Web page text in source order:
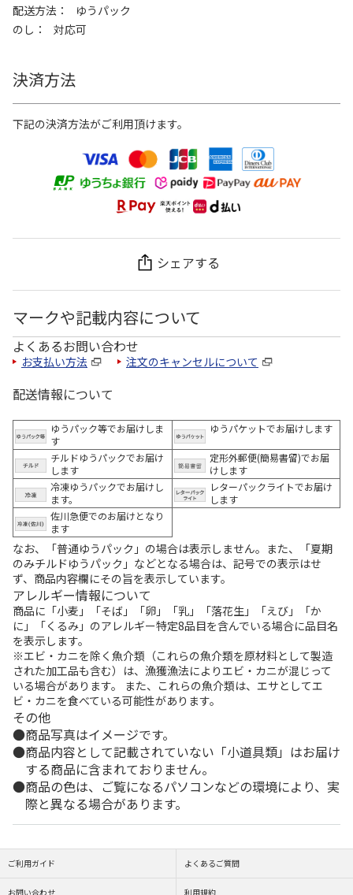
配送方法
ゆうパック
のし
対応可
決済方法
下記の決済方法がご利用頂けます。
シェアする
マークや記載内容について
よくあるお問い合わせ
お支払い方法 注文のキャンセルについて
配送情報について
ゆうパック等でお届けしま
す
ゆうパケットでお届けします
チルドゆうパックでお届け
します
定形外郵便(簡易書留)でお届
けします
冷凍ゆうパックでお届けし
ます。
レターパックライトでお届け
します
佐川急便でのお届けとなり
ます
なお、「普通ゆうパック」の場合は表示しません。また、「夏期
のみチルドゆうパック」などとなる場合は、記号での表示はせ
ず、商品内容欄にその旨を表示しています。
アレルギー情報について
商品に「小麦」「そば」「卵」「乳」「落花生」「えび」「か
に」「くるみ」のアレルギー特定8品目を含んでいる場合に品目名
を表示します。
※エビ・カニを除く魚介類（これらの魚介類を原材料として製造
された加工品も含む）は、漁獲漁法によりエビ・カニが混じって
いる場合があります。 また、これらの魚介類は、エサとしてエ
ビ・カニを食べている可能性があります。
その他
商品写真はイメージです。
商品内容として記載されていない「小道具類」はお届け
する商品に含まれておりません。
商品の色は、ご覧になるパソコンなどの環境により、実
際と異なる場合があります。
ご利用ガイド よくあるご質問
お問い合わせ 利用規約